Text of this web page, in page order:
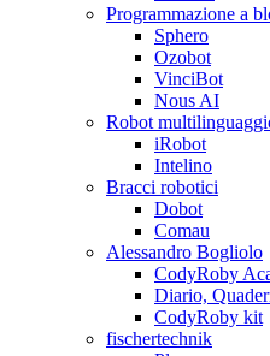
Programmazione a
Sphero
Ozobot
VinciBot
Nous AI
Robot
iRobot
Intelino
Bracci robotici
Dobot
Comau
Alessandro Bogliolo
CodyRoby
Diario,
CodyRoby kit
fischertechnik